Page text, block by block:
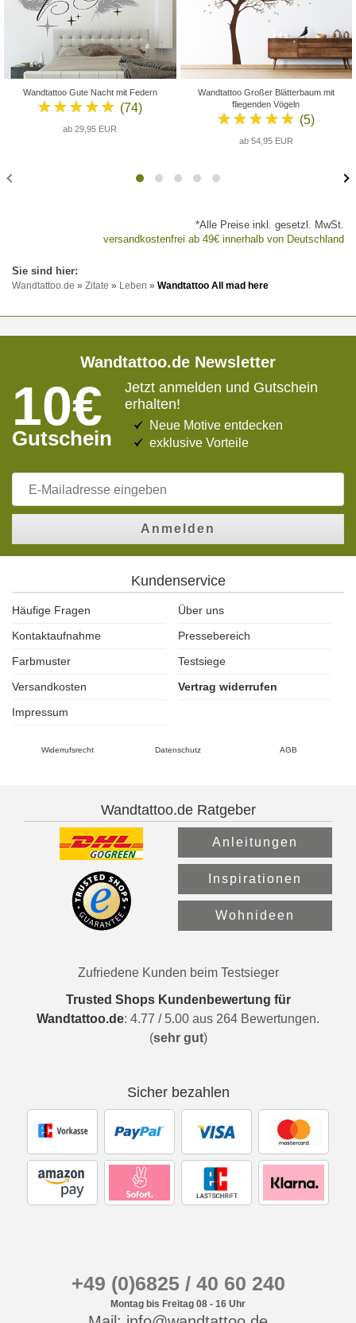
Wandtattoo Gute Nacht mit Federn
★★★★★ (74)
ab 29,95 EUR
Wandtattoo Großer Blätterbaum mit
fliegenden Vögeln
★★★★★ (5)
ab 54,95 EUR
*Alle Preise inkl. gesetzl. MwSt.
versandkostenfrei ab 49€ innerhalb von Deutschland
Wandtattoo.de » Zitate » Leben » Wandtattoo All mad here
Wandtattoo.de Newsletter
10€
Gutschein
Jetzt anmelden und Gutschein
erhalten!
Neue Motive entdecken
exklusive Vorteile
Anmelden
Kundenservice
Häufige Fragen
Über uns
Kontaktaufnahme
Pressebereich
Farbmuster
Testsiege
Versandkosten
Vertrag widerrufen
Impressum
Widerrufsrecht Datenschutz AGB
Wandtattoo.de Ratgeber
Anleitungen
Inspirationen
Wohnideen
Zufriedene Kunden beim Testsieger
Trusted Shops Kundenbewertung für
Wandtattoo.de: 4.77 / 5.00 aus 264 Bewertungen.
(sehr gut)
Sicher bezahlen
+49 (0)6825 / 40 60 240
Montag bis Freitag 08 - 16 Uhr